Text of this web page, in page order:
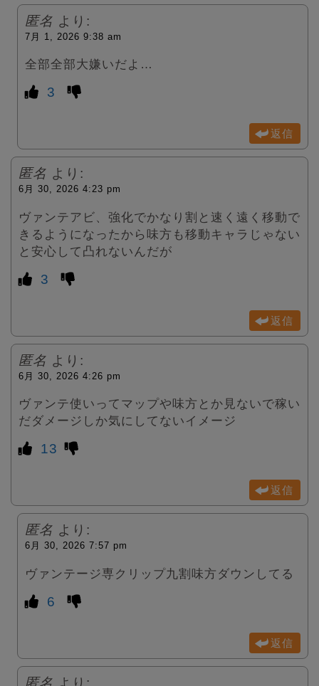
匿名 より:
7月 1, 2026 9:38 am
全部全部大嫌いだよ…
3
返信
匿名 より:
6月 30, 2026 4:23 pm
ヴァンテアビ、強化でかなり割と速く遠く移動で
きるようになったから味方も移動キャラじゃない
と安心して凸れないんだが
3
返信
匿名 より:
6月 30, 2026 4:26 pm
ヴァンテ使いってマップや味方とか見ないで稼い
だダメージしか気にしてないイメージ
13
返信
匿名 より:
6月 30, 2026 7:57 pm
ヴァンテージ専クリップ九割味方ダウンしてる
6
返信
匿名 より: